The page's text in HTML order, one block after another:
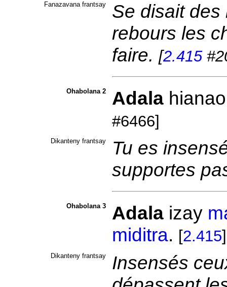
Fanazavana frantsay
Se disait des
rebours les
faire. [2.415
Ohabolana 2 Adala
#6466]
Dikanteny frantsay
Tu es
supportes
Ohabolana 3 Adalaizay
miditra. [2.415]
Dikanteny frantsay
Insensés